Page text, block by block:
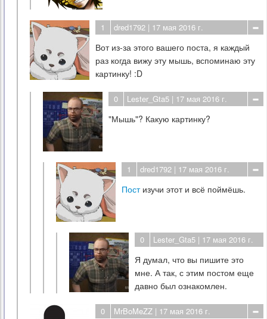
1 dred1792 | 17 мая 2016 г.
Вот из-за этого вашего поста, я каждый
раз когда вижу эту мышь, вспоминаю эту
картинку! :D
0 Lester_Gta5 | 17 мая 2016 г.
"Мышь"? Какую картинку?
1 dred1792 | 17 мая 2016 г.
Постизучи этот и всё поймёшь.
0 Lester_Gta5 | 17 мая 2016 г.
Я думал, что вы пишите это
мне. А так, с этим постом еще
давно был ознакомлен.
0 MrBoMeZZ | 17 мая 2016 г.